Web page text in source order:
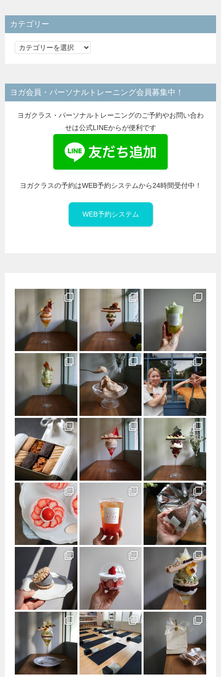
カテゴリー
カ
リ
ー
ヨガ会員・パーソナルトレーニング会員募集中！
ヨガクラス・パーソナルトレーニングのご予約やお問い合わ
せは公式LINEからが便利です
ヨガクラスの予約はWEB予約システムから24時間受付中！
WEB予約システム